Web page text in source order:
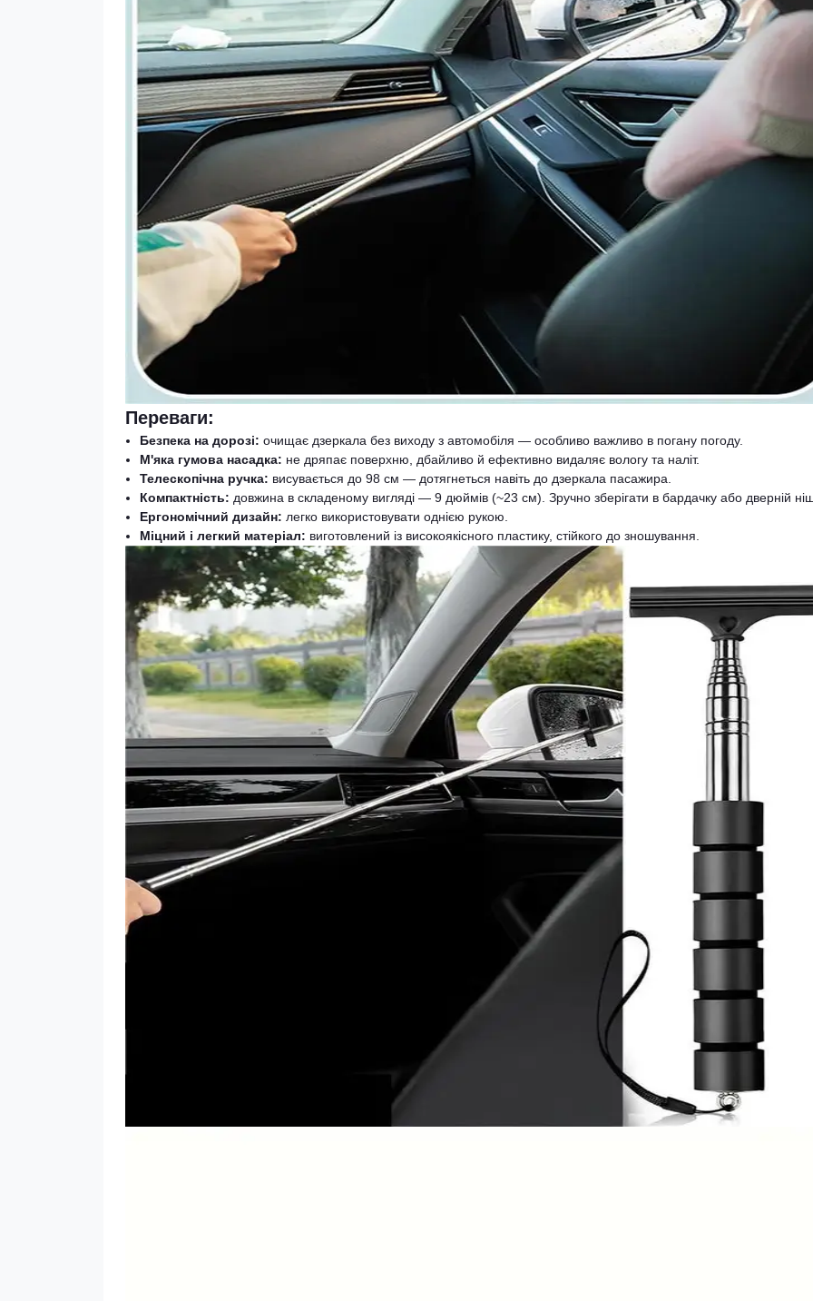
Переваги:
Безпека на дорозі: очищає дзеркала без виходу з автомобіля — особливо важливо в погану погоду.
М'яка гумова насадка: не дряпає поверхню, дбайливо й ефективно видаляє вологу та наліт.
Телескопічна ручка: висувається до 98 см — дотягнеться навіть до дзеркала пасажира.
Компактність: довжина в складеному вигляді — 9 дюймів (~23 см). Зручно зберігати в бардачку або дверній
Ергономічний дизайн: легко використовувати однією рукою.
Міцний і легкий матеріал: виготовлений із високоякісного пластику, стійкого до зношування.